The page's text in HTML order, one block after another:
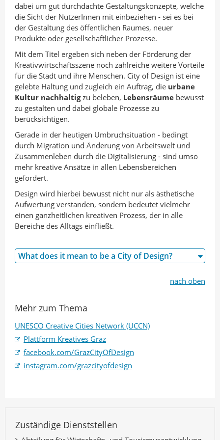
dabei um gut durchdachte Gestaltungskonzepte, welche
die Sicht der NutzerInnen mit einbeziehen - sei es bei
der Gestaltung des öffentlichen Raumes, neuer
Produkte oder gesellschaftlicher Prozesse.
Mit dem Titel ergeben sich neben der Förderung der
Kreativwirtschaftsszene noch zahlreiche weitere Vorteile
für die Stadt und ihre Menschen. City of Design ist eine
gelebte Haltung und zugleich ein Auftrag, die urbane
Kultur nachhaltigzu beleben, Lebensräume bewusst
zu gestalten und dabei globale Prozesse zu
berücksichtigen.
Gerade in der heutigen Umbruchsituation - bedingt
durch Migration und Änderung von Arbeitswelt und
Zusammenleben durch die Digitalisierung - sind umso
mehr kreative Ansätze in allen Lebensbereichen
gefordert.
Design wird hierbei bewusst nicht nur als ästhetische
Aufwertung verstanden, sondern bedeutet vielmehr
einen ganzheitlichen kreativen Prozess, der in alle
Bereiche des Alltags einfließt.
What does it mean to be a City of Design?
nach oben
Mehr zum Thema
UNESCO Creative Cities Network (UCCN)
Plattform Kreatives Graz
facebook.com/GrazCityOfDesign
instagram.com/grazcityofdesign
Zuständige Dienststellen